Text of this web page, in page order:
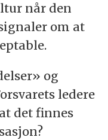
når den
om at
og
ledere
det finnes